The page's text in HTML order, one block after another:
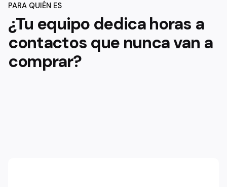
PARA QUIÉN ES
¿Tu equipo dedica horas a
contactos que nunca van a
comprar?